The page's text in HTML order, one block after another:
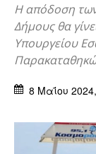
Η απόδοση
Δήμους θα
Υπουργείου
8 Μαΐου